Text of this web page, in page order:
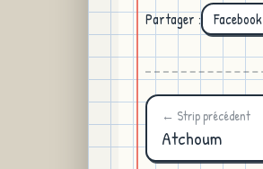
Partager : Facebook
← Strip précédent
Atchoum